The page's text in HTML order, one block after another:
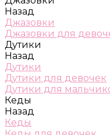
Назад
Джазовки
Джазовки для
Дутики
Назад
Дутики
Дутики для девочек
Дутики для
Кеды
Назад
Кеды